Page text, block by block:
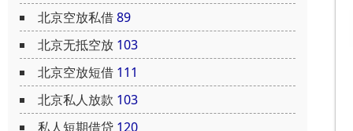
北京空放私借89
北京无抵空放 103
北京空放短借 111
北京私人放款 103
私人短期借贷 120